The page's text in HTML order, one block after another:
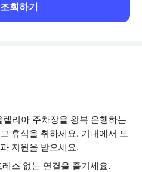
회하기
리아 주차장을 왕복 운행하는
휴식을 취하세요. 기내에서 도
지원을 받으세요.
스 없는 연결을 즐기세요.